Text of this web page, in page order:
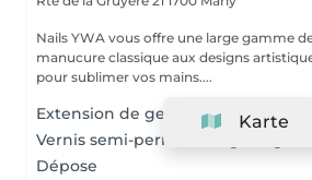
Nails YWA vous offre une large gamme
manucure classique aux designs
pour sublimer vos mains....
Extension de gel (court à mi-long)
Vernis semi-permanent/gainage
Dépose
Karte